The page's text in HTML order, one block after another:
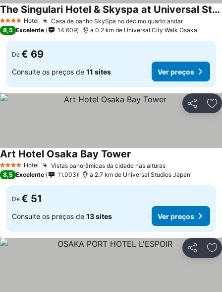
4 EstrelasHotel Casa de banho SkySpa no décimo quarto andar
The Singulari Hotel & Skyspa at Universal Studios Japan
8,5 Excelente 14.609 a 0.2 km de Universal City Walk Osaka
De € 69
Consulte os preços de 11 sites Ver preços
Partilhar
4 EstrelasHotel Vistas panorâmicas da cidade nas alturas
Art Hotel Osaka Bay Tower
8,5 Excelente 11.003 a 2.7 km de Universal Studios Japan
De € 51
Consulte os preços de 13 sites Ver preços
Partilhar